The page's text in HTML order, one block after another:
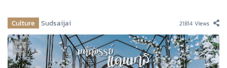
Culture Sudsaijai 21814 Views